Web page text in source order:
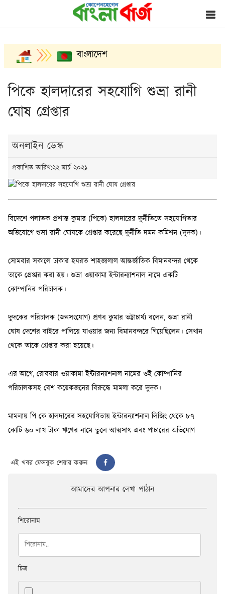
বাংলাদেশ
পিকে হালদারের সহযোগি শুভ্রা রানী
ঘোষ গ্রেপ্তার
অনলাইন ডেস্ক
প্রকাশিত তারিখ:২২ মার্চ ২০২১
এই খবর ফেসবুক শেয়ার করুন
আমাদের আপনার লেখা পাঠান
শিরোনাম
চিত্র